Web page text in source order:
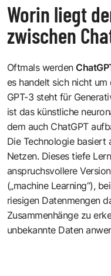
Worin liegt
zwischen
Oftmals werden
es handelt sich nicht um
GPT-3 steht für
ist das künstliche
dem auch ChatGPT
Die Technologie basiert
Netzen. Dieses tiefe
anspruchsvollere
(„machine Learning“),
riesigen Datenmengen
Zusammenhänge zu
unbekannte Daten